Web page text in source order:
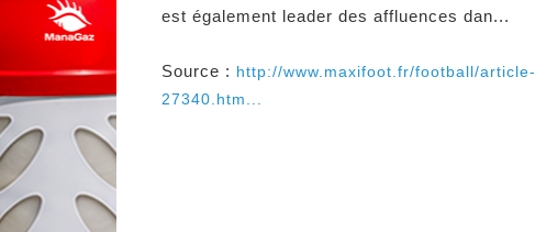
est également leader des affluences dan...
Source : http://www.maxifoot.fr/football/article-
27340.htm...